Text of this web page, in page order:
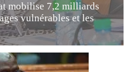
mobilise 7,2 milliards
vulnérables et les